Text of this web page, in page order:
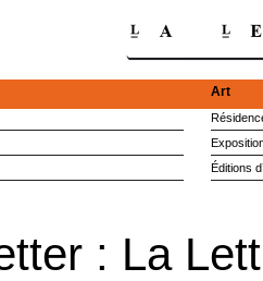
Art
Éditions
: La